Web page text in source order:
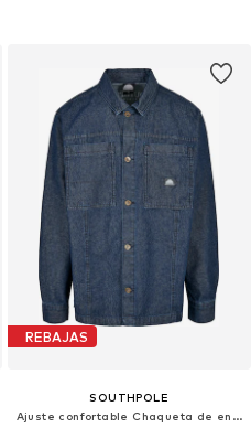
REBAJAS
SOUTHPOLE
Ajuste confortable Chaqueta de entretiempo